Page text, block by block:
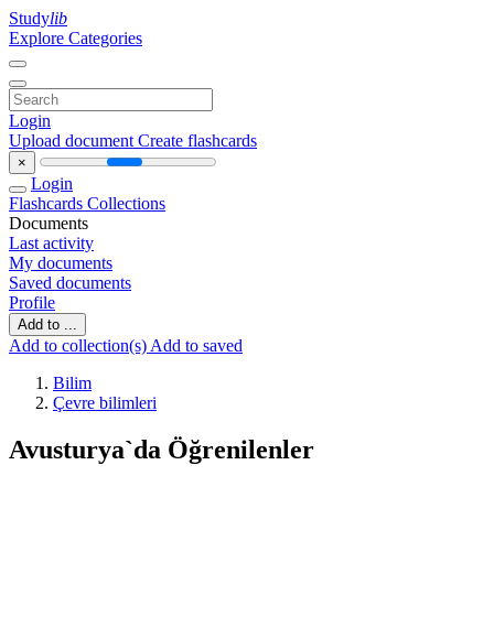
Studylib
Explore Categories
Login
Upload document Create flashcards
×
Login
Flashcards Collections
Documents
Last activity
My documents
Saved documents
Profile
Add to ...
Add to collection(s) Add to saved
Bilim
Çevre bilimleri
Avusturya`da Öğrenilenler